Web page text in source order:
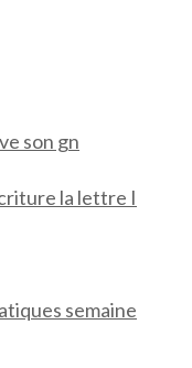
son gn
la lettre I
semaine